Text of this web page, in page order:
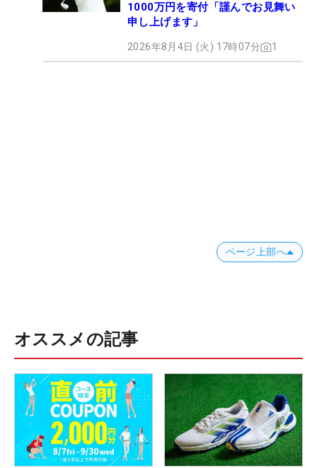
1000万円を寄付「謹んでお見舞い
申し上げます」
2026年8月4日 (火) 17時07分 1
ページ上部へ
オススメの記事